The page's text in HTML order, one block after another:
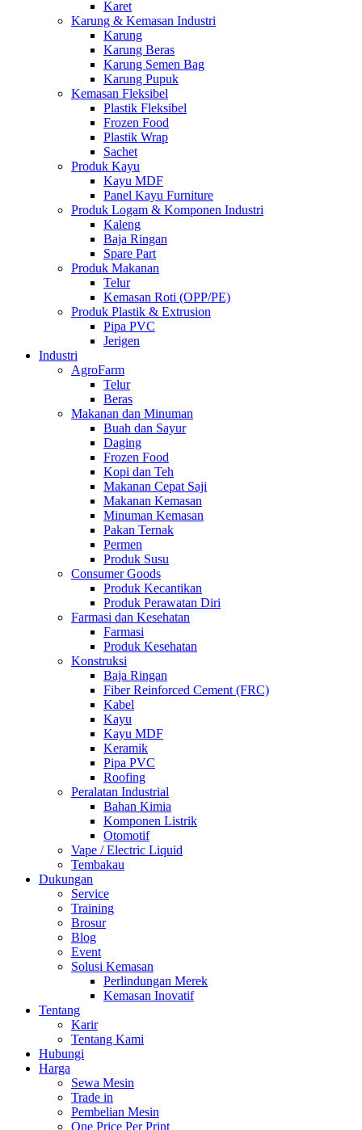
Karet
Karung & Kemasan Industri
Karung
Karung Beras
Karung Semen Bag
Karung Pupuk
Kemasan Fleksibel
Plastik Fleksibel
Frozen Food
Plastik Wrap
Sachet
Produk Kayu
Kayu MDF
Panel Kayu Furniture
Produk Logam & Komponen Industri
Kaleng
Baja Ringan
Spare Part
Produk Makanan
Telur
Kemasan Roti (OPP/PE)
Produk Plastik & Extrusion
Pipa PVC
Jerigen
Industri
AgroFarm
Telur
Beras
Makanan dan Minuman
Buah dan Sayur
Daging
Frozen Food
Kopi dan Teh
Makanan Cepat Saji
Makanan Kemasan
Minuman Kemasan
Pakan Ternak
Permen
Produk Susu
Consumer Goods
Produk Kecantikan
Produk Perawatan Diri
Farmasi dan Kesehatan
Farmasi
Produk Kesehatan
Konstruksi
Baja Ringan
Fiber Reinforced Cement (FRC)
Kabel
Kayu
Kayu MDF
Keramik
Pipa PVC
Roofing
Peralatan Industrial
Bahan Kimia
Komponen Listrik
Otomotif
Vape / Electric Liquid
Tembakau
Dukungan
Service
Training
Brosur
Blog
Event
Solusi Kemasan
Perlindungan Merek
Kemasan Inovatif
Tentang
Karir
Tentang Kami
Hubungi
Harga
Sewa Mesin
Trade in
Pembelian Mesin
One Price Per Print